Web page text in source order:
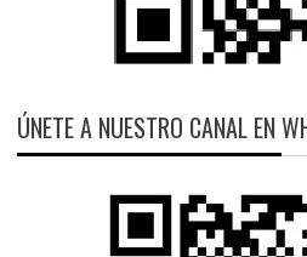
ÚNETE A NUESTRO CANAL EN